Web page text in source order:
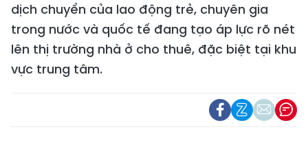
dịch chuyển của lao động trẻ, chuyên gia
trong nước và quốc tế đang tạo áp lực rõ nét
lên thị trường nhà ở cho thuê, đặc biệt tại khu
vực trung tâm.